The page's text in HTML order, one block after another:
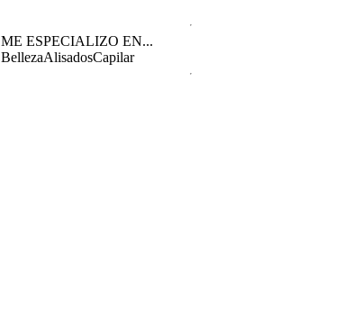
ME ESPECIALIZO EN...
BellezaAlisadosCapilar